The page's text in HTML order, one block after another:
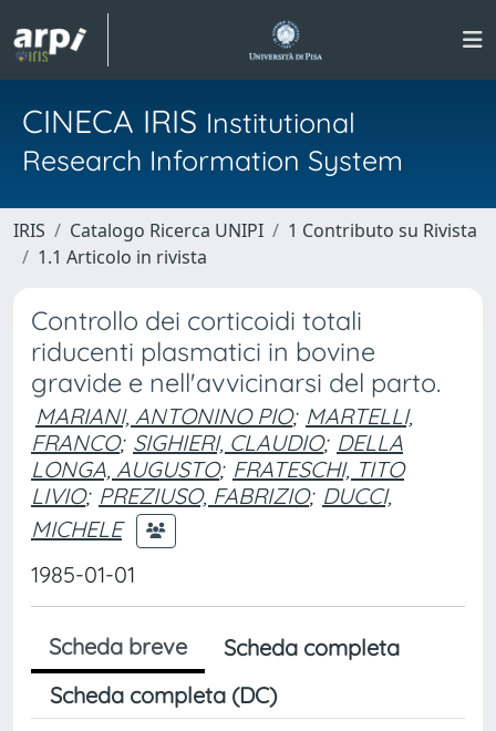
CINECA IRIS Institutional
Research Information System
IRIS Catalogo Ricerca UNIPI
1 Contributo su Rivista
1.1 Articolo in rivista
Controllo dei corticoidi totali
riducenti plasmatici in bovine
gravide e nell'avvicinarsi del parto.
MARIANI, ANTONINO PIO; MARTELLI,
FRANCO; SIGHIERI, CLAUDIO; DELLA
LONGA, AUGUSTO; FRATESCHI, TITO
LIVIO; PREZIUSO, FABRIZIO; DUCCI,
MICHELE
1985-01-01
Scheda breve
Scheda completa
Scheda completa (DC)